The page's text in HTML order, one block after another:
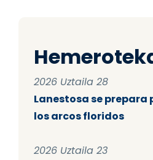
2026 Uztaila 28
Lanestosa se prepara
los arcos floridos
2026 Uztaila 23